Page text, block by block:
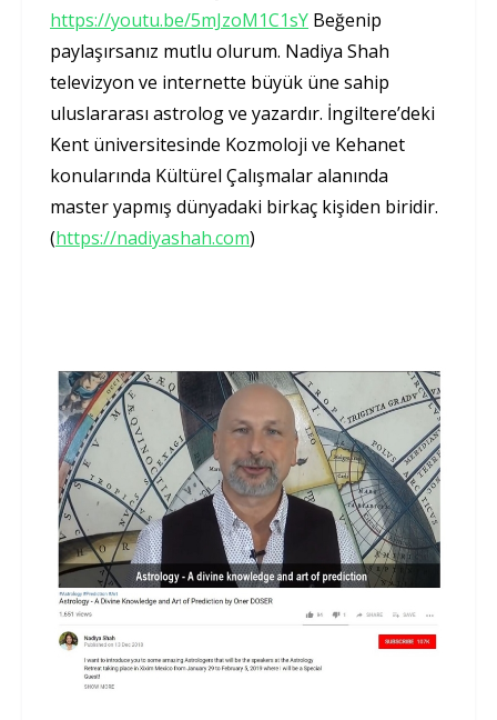
https://youtu.be/5mJzoM1C1sY Beğenip
paylaşırsanız mutlu olurum. Nadiya Shah
televizyon ve internette büyük üne sahip
uluslararası astrolog ve yazardır. İngiltere’deki
Kent üniversitesinde Kozmoloji ve Kehanet
konularında Kültürel Çalışmalar alanında
master yapmış dünyadaki birkaç kişiden biridir.
(https://nadiyashah.com)